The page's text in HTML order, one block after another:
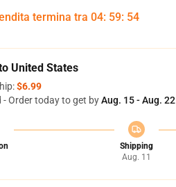
termina tra 04: 59: 52
United States
$6.99
- Order today to get byAug. 15 - Aug. 22
Shipping
Aug. 11